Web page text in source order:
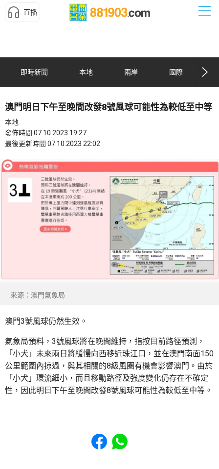
直播
即時新聞 本地 兩岸 國際
澳門明日下午至晚間改發8號風球可能性為較低至中等
本地
發佈時間 07.10.2023 19:27
最後更新時間 07.10.2023 22:02
來源：澳門氣象局
澳門3號風球仍然生效。
氣象局預料，3號風球將在晚間維持，指按目前路徑預測，
「小犬」未來兩日將緩慢向西移近珠江口，並在澳門南面150
公里範圍內掠過，與其相關的8級風圈有機會影響澳門。由於
「小犬」環流細小，而且移動路徑及強度變化仍存在不確定
性，因此明日下午至晚間改發8號風球可能性為較低至中等。
Share to Facebook
Share to WhatsApp